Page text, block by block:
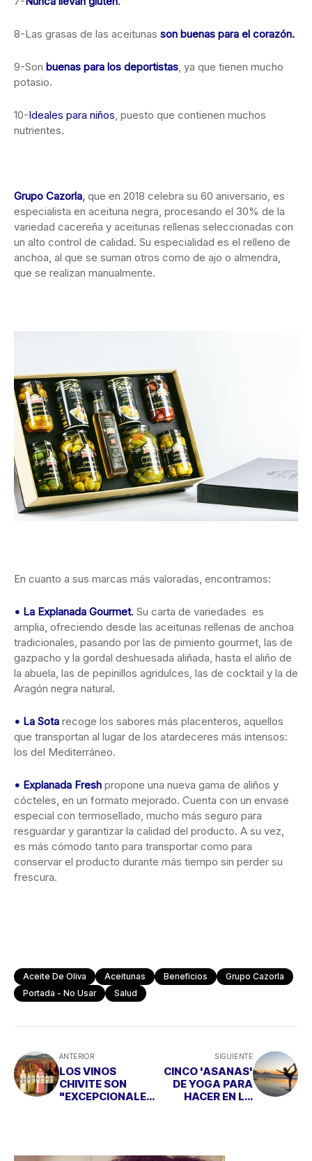
8-Las grasas de las aceitunas son buenas para el corazón.
9-Son buenas para los deportistas, ya que tienen mucho
potasio.
10-Ideales para niños, puesto que contienen muchos
nutrientes.
Grupo Cazorla, que en 2018 celebra su 60 aniversario, es
especialista en aceituna negra, procesando el 30% de la
variedad cacereña y aceitunas rellenas seleccionadas con
un alto control de calidad. Su especialidad es el relleno de
anchoa, al que se suman otros como de ajo o almendra,
que se realizan manualmente.
En cuanto a sus marcas más valoradas, encontramos:
• La Explanada Gourmet. Su carta de variedades es
amplia, ofreciendo desde las aceitunas rellenas de anchoa
tradicionales, pasando por las de pimiento gourmet, las de
gazpacho y la gordal deshuesada aliñada, hasta el aliño de
la abuela, las de pepinillos agridulces, las de cocktail y la de
Aragón negra natural.
• La Sota recoge los sabores más placenteros, aquellos
que transportan al lugar de los atardeceres más intensos:
los del Mediterráneo.
• Explanada Fresh propone una nueva gama de aliños y
cócteles, en un formato mejorado. Cuenta con un envase
especial con termosellado, mucho más seguro para
resguardar y garantizar la calidad del producto. A su vez,
es más cómodo tanto para transportar como para
conservar el producto durante más tiempo sin perder su
frescura.
Aceite De Oliva Aceitunas Beneficios
Grupo Cazorla
Portada - No Usar
Salud
ANTERIOR
LOS VINOS
CHIVITE SON
"EXCEPCIONALES
SIGUIENTE
CINCO 'ASANAS'
DE YOGA PARA
HACER EN LA